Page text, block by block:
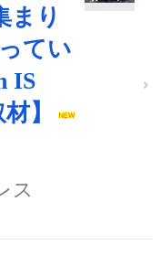
まり
てい
IS
】
ス